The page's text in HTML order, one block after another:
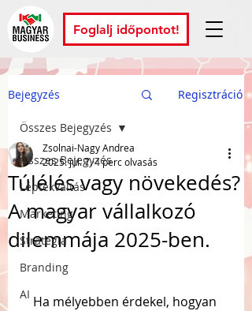
Foglalj időpontot!
Bejegyzés Regisztráció
Összes Bejegyzés
Léptékváltás
Marketing
Stratégia
Branding
AI
Összes Bejegyzés
Túlélés vagy növekedés?
A magyar vállalkozó
dilemmája 2025-ben.
Zsolnai-Nagy Andrea
2025. júl. 7.4 perc olvasás
Ha mélyebben érdekel, hogyan